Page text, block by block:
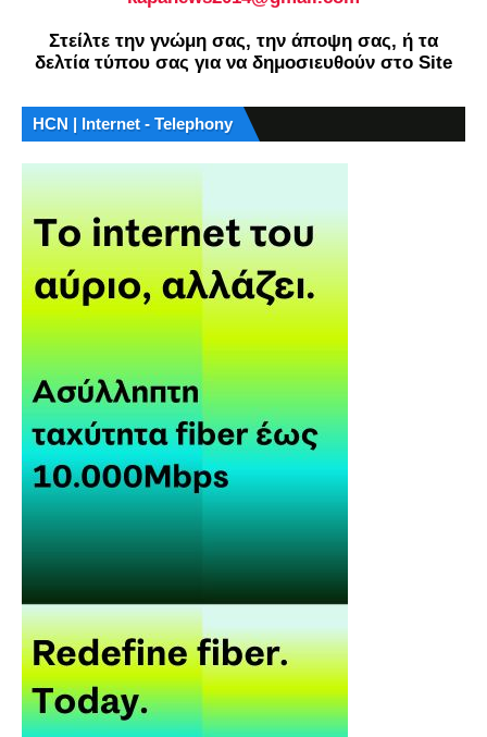
Στείλτε την γνώμη σας, την άποψη σας, ή τα
δελτία τύπου σας για να δημοσιευθούν στο Site
HCN | Internet - Telephony